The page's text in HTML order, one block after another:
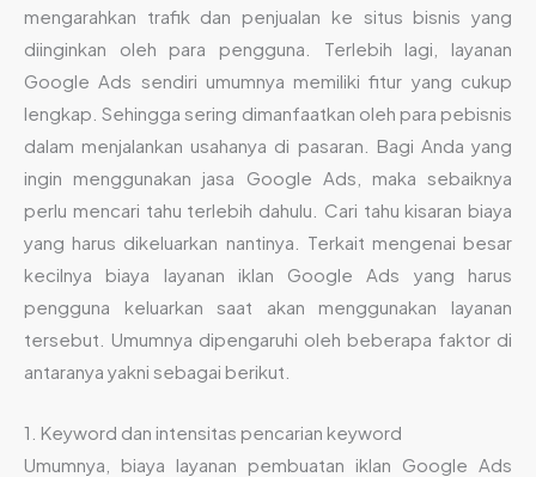
mengarahkan trafik dan penjualan ke situs bisnis yang
diinginkan oleh para pengguna. Terlebih lagi, layanan
Google Ads sendiri umumnya memiliki fitur yang cukup
lengkap. Sehingga sering dimanfaatkan oleh para pebisnis
dalam menjalankan usahanya di pasaran. Bagi Anda yang
ingin menggunakan jasa Google Ads, maka sebaiknya
perlu mencari tahu terlebih dahulu. Cari tahu kisaran biaya
yang harus dikeluarkan nantinya. Terkait mengenai besar
kecilnya biaya layanan iklan Google Ads yang harus
pengguna keluarkan saat akan menggunakan layanan
tersebut. Umumnya dipengaruhi oleh beberapa faktor di
antaranya yakni sebagai berikut.
1. Keyword dan intensitas pencarian keyword
Umumnya, biaya layanan pembuatan iklan Google Ads